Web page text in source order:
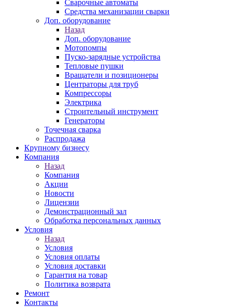
Сварочные автоматы
Средства механизации сварки
Доп. оборудование
Назад
Доп. оборудование
Мотопомпы
Пуско-зарядные устройства
Тепловые пушки
Вращатели и позиционеры
Центраторы для труб
Компрессоры
Электрика
Строительный инструмент
Генераторы
Точечная сварка
Распродажа
Крупному бизнесу
Компания
Назад
Компания
Акции
Новости
Лицензии
Демонстрационный зал
Обработка персональных данных
Условия
Назад
Условия
Условия оплаты
Условия доставки
Гарантия на товар
Политика возврата
Ремонт
Контакты